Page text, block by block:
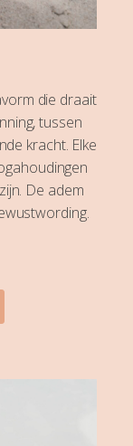
die draait
tussen
kracht. Elke
De adem